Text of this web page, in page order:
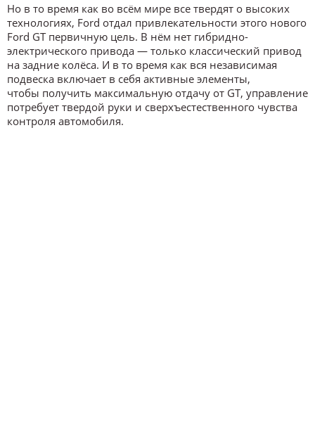
Но в то время как во всём мире все твердят о высоких
технологиях, Ford отдал привлекательности этого нового
Ford GT первичную цель. В нём нет гибридно-
электрического привода — только классический привод
на задние колёса. И в то время как вся независимая
подвеска включает в себя активные элементы,
чтобы получить максимальную отдачу от GT, управление
потребует твердой руки и сверхъестественного чувства
контроля автомобиля.